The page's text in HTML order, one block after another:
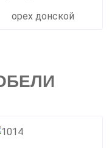
орех донской